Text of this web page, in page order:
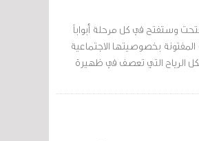
وستفتح في كل مرحلة أبواباً
بخصوصيتها الاجتماعية
الرياح التي تعصف في ظهيرة